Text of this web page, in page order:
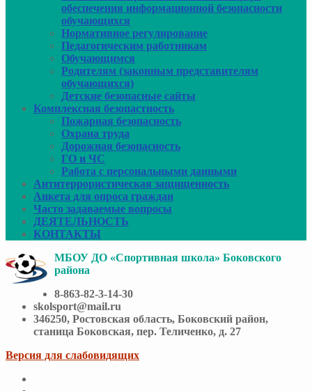
обеспечения информационной безопасности
обучающихся
Нормативное регулирование
Педагогическим работникам
Обучающимся
Родителям (законным представителям
обучающихся)
Детские безопасные сайты
Комплексная безопастность
Пожарная безопасность
Охрана труда
Дорожная безопасность
ГО и ЧС
Работа с персональными данными
Антитеррористическая защищенность
Анкета для опроса граждан
Часто задаваемые вопросы
ДЕЯТЕЛЬНОСТЬ
КОНТАКТЫ
МБОУ ДО «Спортивная школа» Боковского
района
8-863-82-3-14-30
skolsport@mail.ru
346250, Ростовская область, Боковский район,
станица Боковская, пер. Теличенко, д. 27
Версия для слабовидящих